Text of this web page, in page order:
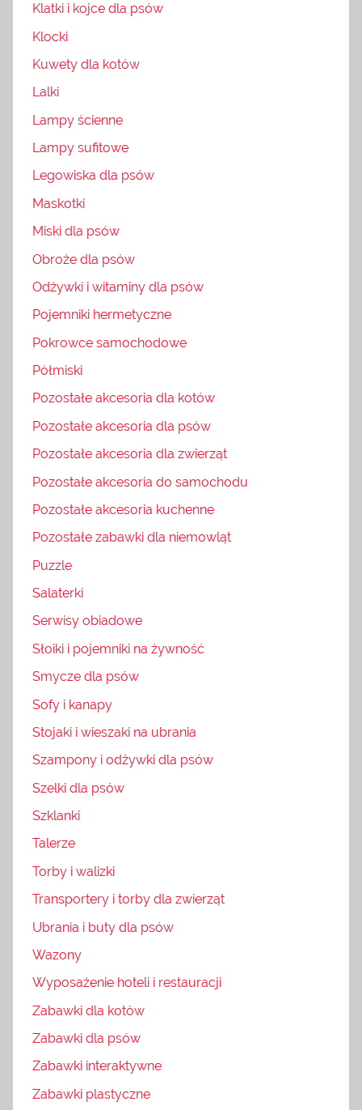
Klatki i kojce dla psów
Klocki
Kuwety dla kotów
Lalki
Lampy ścienne
Lampy sufitowe
Legowiska dla psów
Maskotki
Miski dla psów
Obroże dla psów
Odżywki i witaminy dla psów
Pojemniki hermetyczne
Pokrowce samochodowe
Półmiski
Pozostałe akcesoria dla kotów
Pozostałe akcesoria dla psów
Pozostałe akcesoria dla zwierząt
Pozostałe akcesoria do samochodu
Pozostałe akcesoria kuchenne
Pozostałe zabawki dla niemowląt
Puzzle
Salaterki
Serwisy obiadowe
Słoiki i pojemniki na żywność
Smycze dla psów
Sofy i kanapy
Stojaki i wieszaki na ubrania
Szampony i odżywki dla psów
Szelki dla psów
Szklanki
Talerze
Torby i walizki
Transportery i torby dla zwierząt
Ubrania i buty dla psów
Wazony
Wyposażenie hoteli i restauracji
Zabawki dla kotów
Zabawki dla psów
Zabawki interaktywne
Zabawki plastyczne